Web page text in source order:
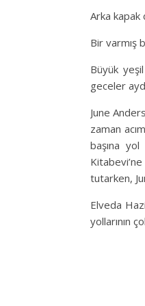
Arka kapak
Bir varmış
Büyük
geceler
June
zaman
başına
tutarken,
Elveda
yollarının